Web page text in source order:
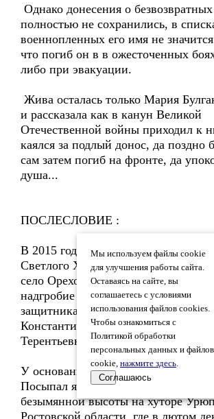
Однако донесения о
полностью не сохранились, в
военнопленных его имя не
что погиб он в в ожесточенных
либо при эвакуации.
Жива осталась только Мария
и рассказала как в канун Великой
Отечественной войны приходил к
каялся за подлый донос, да поздно
сам затем погиб на фронте, да
душа...
ПОСЛЕСЛОВИЕ :
В 2015 году в канун Пасхи,
Светлого Христова Воскресения я
село Ореховка и установил на
надгробие и кованный крест с
защитника Отечества Булгаковых
Константина Петровича, жены
Терентьевны и их дочери Дарьи.
У основания креста положил я
Посыпал я на могилу землицы,
безымянной высоты на хуторе
Ростовской области, где в лютом
Мы используем файлы cookie
для улучшения работы сайта.
Оставаясь на сайте, вы
соглашаетесь с условиями
использования файлов cookies.
Чтобы ознакомиться с
Политикой обработки
персональных данных и файлов
cookie, нажмите здесь.
Соглашаюсь